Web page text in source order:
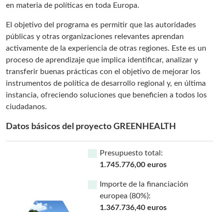
en materia de políticas en toda Europa.
El objetivo del programa es permitir que las autoridades
públicas y otras organizaciones relevantes aprendan
activamente de la experiencia de otras regiones. Este es un
proceso de aprendizaje que implica identificar, analizar y
transferir buenas prácticas con el objetivo de mejorar los
instrumentos de política de desarrollo regional y, en última
instancia, ofreciendo soluciones que beneficien a todos los
ciudadanos.
Datos básicos del proyecto GREENHEALTH
Presupuesto total:
1.745.776,00 euros
Importe de la financiación
europea (80%):
1.367.736,40 euros